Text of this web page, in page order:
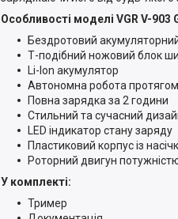
Особливості моделі VGR V-903
Бездротовий
Т-подібний ножовий блок
Li-Ion акумулятор
Автономна робота
Повна зарядка за 2 години
Стильний та сучасний
LED індикатор стану заряду
Пластиковий корпус із
Роторний двигун
У комплекті:
Тример